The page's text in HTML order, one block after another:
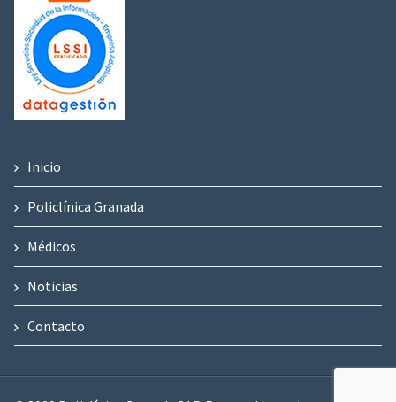
Inicio
Policlínica Granada
Médicos
Noticias
Contacto